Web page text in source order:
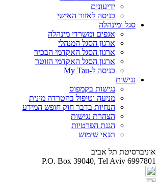
ידיעונים
כניסה לאזור האישי
סגל ומינהלה
אגפים ומשרדי מינהלה
ארגון הסגל המנהלי
ארגון הסגל האקדמי הבכיר
ארגון הסגל האקדמי הזוטר
כניסה ל-My Tau
נגישות
נגישות בקמפוס
מניעה וטיפול בהטרדה מינית
הנחיות בדבר חוק חופש המידע
הצהרת נגישות
הגנת הפרטיות
תנאי שימוש
אוניברסיטת תל אביב
P.O. Box 39040, Tel Aviv 6997801